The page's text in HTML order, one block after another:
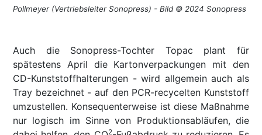
Pollmeyer (Vertriebsleiter Sonopress) - Bild © 2024 Sonopress
Auch die Sonopress-Tochter Topac plant für
spätestens April die Kartonverpackungen mit den
CD-Kunststoffhalterungen - wird allgemein auch als
Tray bezeichnet - auf den PCR-recycelten Kunststoff
umzustellen. Konsequenterweise ist diese Maßnahme
nur logisch im Sinne von Produktionsabläufen, die
2